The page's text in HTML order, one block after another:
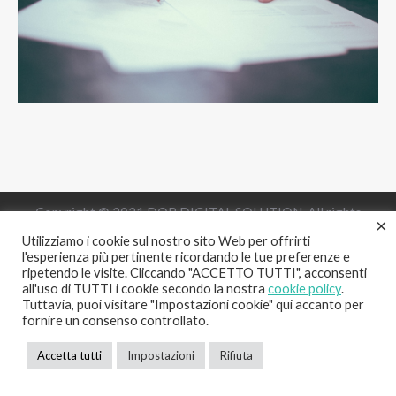
Copyright © 2021 DOB DIGITAL SOLUTION. All rights
reserved. P.IVA 02146530031
+39 380 512 6381
info@dobsolution.it
Utilizziamo i cookie sul nostro sito Web per offrirti
l'esperienza più pertinente ricordando le tue preferenze e
ripetendo le visite. Cliccando "ACCETTO TUTTI", acconsenti
all'uso di TUTTI i cookie secondo la nostra cookie policy.
Tuttavia, puoi visitare "Impostazioni cookie" qui accanto per
fornire un consenso controllato.
Accetta tutti Impostazioni Rifiuta
×